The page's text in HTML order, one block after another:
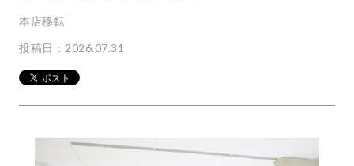
本店移転
投稿日：2026.07.31